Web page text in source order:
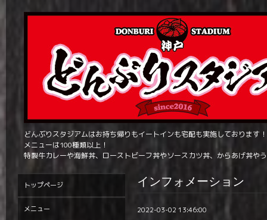
どんぶりスタジアムはお持ち帰りもイートインも宅配も実施しております！
メニューは100種類以上！
特製牛カレーや海鮮丼、ローストビーフ丼やソースカツ丼、からあげ丼や
インフォメーション
2022-03-02 13:46:00
トップページ
メニュー